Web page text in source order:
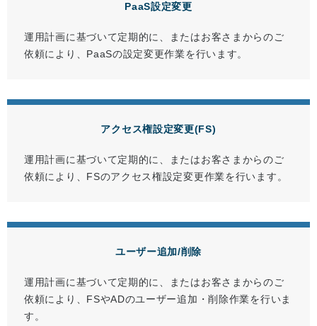
PaaS設定変更
運用計画に基づいて定期的に、またはお客さまからのご
依頼により、PaaSの設定変更作業を行います。
アクセス権設定変更(FS)
運用計画に基づいて定期的に、またはお客さまからのご
依頼により、FSのアクセス権設定変更作業を行います。
ユーザー追加/削除
運用計画に基づいて定期的に、またはお客さまからのご
依頼により、FSやADのユーザー追加・削除作業を行いま
す。